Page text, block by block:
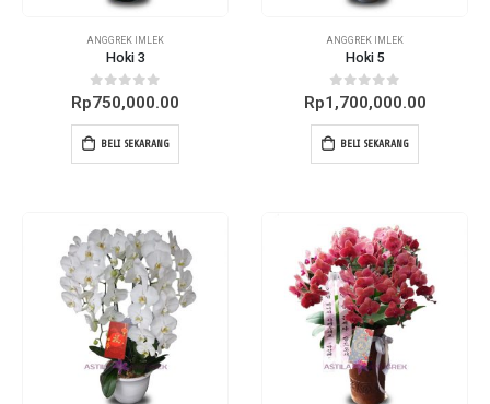
ANGGREK IMLEK
Hoki 3
0out of 5
Rp750,000.00
BELI SEKARANG
ANGGREK IMLEK
Hoki 5
0 out of 5
Rp1,700,000.00
BELI SEKARANG